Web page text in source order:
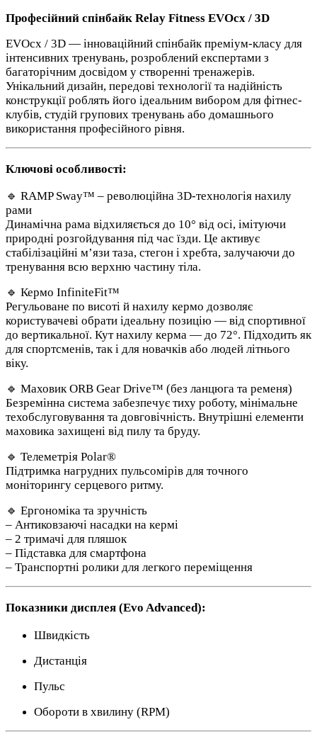
Професійний спінбайк Relay Fitness EVOcx / 3D
EVOcx / 3D — інноваційний спінбайк преміум-класу для
інтенсивних тренувань, розроблений експертами з
багаторічним досвідом у створенні тренажерів.
Унікальний дизайн, передові технології та надійність
конструкції роблять його ідеальним вибором для фітнес-
клубів, студій групових тренувань або домашнього
використання професійного рівня.
Ключові особливості:
🔹 RAMP Sway™ – революційна 3D-технологія нахилу
рами
Динамічна рама відхиляється до 10° від осі, імітуючи
природні розгойдування під час їзди. Це активує
стабілізаційні м’язи таза, стегон і хребта, залучаючи до
тренування всю верхню частину тіла.
🔹 Кермо InfiniteFit™
Регульоване по висоті й нахилу кермо дозволяє
користувачеві обрати ідеальну позицію — від спортивної
до вертикальної. Кут нахилу керма — до 72°. Підходить як
для спортсменів, так і для новачків або людей літнього
віку.
🔹 Маховик ORB Gear Drive™ (без ланцюга та ременя)
Безремінна система забезпечує тиху роботу, мінімальне
техобслуговування та довговічність. Внутрішні елементи
маховика захищені від пилу та бруду.
🔹 Телеметрія Polar®
Підтримка нагрудних пульсомірів для точного
моніторингу серцевого ритму.
🔹 Ергономіка та зручність
– Антиковзаючі насадки на кермі
– 2 тримачі для пляшок
– Підставка для смартфона
– Транспортні ролики для легкого переміщення
Показники дисплея (Evo Advanced):
Швидкість
Дистанція
Пульс
Обороти в хвилину (RPM)